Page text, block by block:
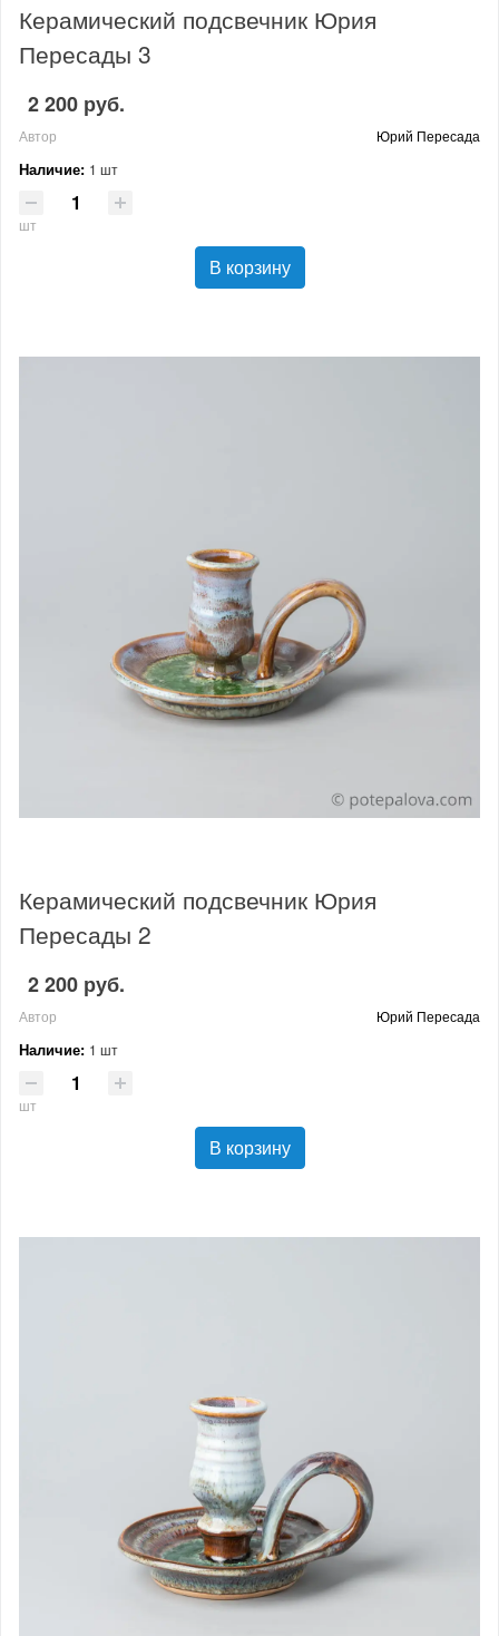
Керамический подсвечник Юрия
Пересады 3
2 200 руб.
Автор Юрий Пересада
Наличие: 1 шт
шт
В корзину
Керамический подсвечник Юрия
Пересады 2
2 200 руб.
Автор Юрий Пересада
Наличие: 1 шт
шт
В корзину